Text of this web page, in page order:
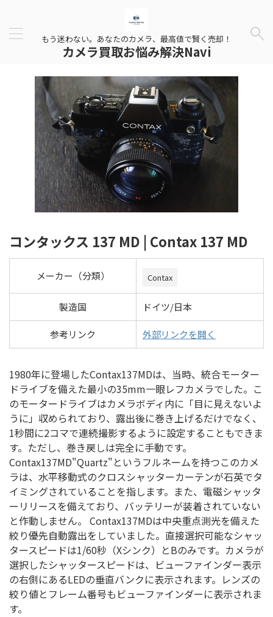
もう迷わない。あなたのカメラ、最高値で賢く売却！
カメラ買取お悩み解決Navi
コンタックス 137 MD | Contax 137 MD
メーカー（分類） Contax
製造国 ドイツ/日本
参考リンク 外部リンクを開く
1980年に登場したContax137MDは、当時、統合モーター
ドライブを備えた最小の35mm一眼レフカメラでした。こ
のモータードライブはカメラボディ内に「目に見えないよ
うに」収められており、露出後に巻き上げるだけでなく、
1秒間に2コマで連続撮影するように設定することもできま
す。ただし、巻き戻しは完全に手動です。
Contax137MD"Quartz"というフルネームを持つこのカメ
ラは、水平移動式のクロスシャッターカーテンが石英でタ
イミングされていることを指します。また、電磁シャッタ
ーリリースを備えており、バッテリーが装着されていない
と作動しません。 Contax137MDは中央重点測光を備えた
絞り優先自動露出をしていました。直接選択可能なシャッ
タースピードは1/60秒（Xシンク）とBのみです。カメラが
選択したシャッタースピードは、ビューファインダー表示
の右側にあるLEDの垂直バンクに表示されます。レンズの
絞り値とフレーム番号もビューファインダーに表示されま
す。